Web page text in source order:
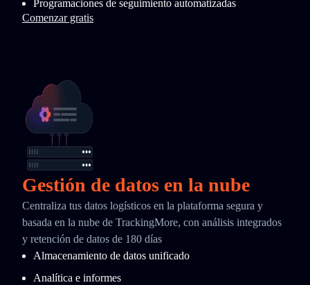
Programaciones de seguimiento automatizadas
Comenzar gratis
Gestión de datos en la nube
Centraliza tus datos logísticos en la plataforma segura y
basada en la nube de TrackingMore, con análisis integrados
y retención de datos de 180 días
Almacenamiento de datos unificado
Analítica e informes